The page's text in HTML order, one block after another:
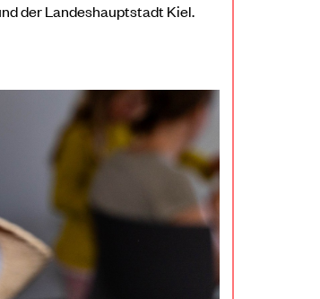
der Landeshauptstadt Kiel.